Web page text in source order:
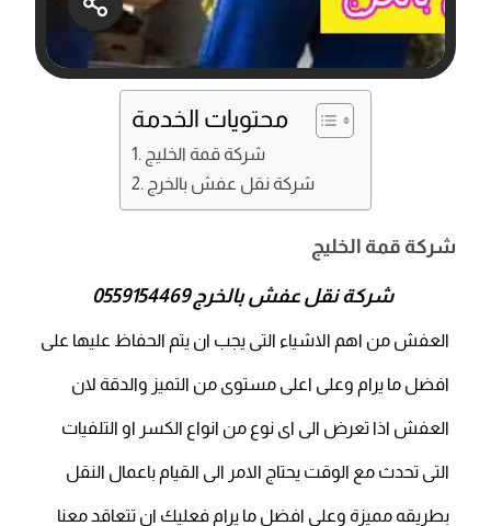
محتويات الخدمة
شركة قمة الخليج
شركة نقل عفش بالخرج
شركة قمة الخليج
شركة نقل عفش بالخرج0559154469
العفش من اهم الاشياء التى يجب ان يتم الحفاظ عليها على
افضل ما يرام وعلى اعلى مستوى من التميز والدقة لان
العفش اذا تعرض الى اى نوع من انواع الكسر او التلفيات
التى تحدث مع الوقت يحتاج الامر الى القيام باعمال النقل
بطريقه مميزة وعلى افضل ما يرام فعليك ان تتعاقد معنا